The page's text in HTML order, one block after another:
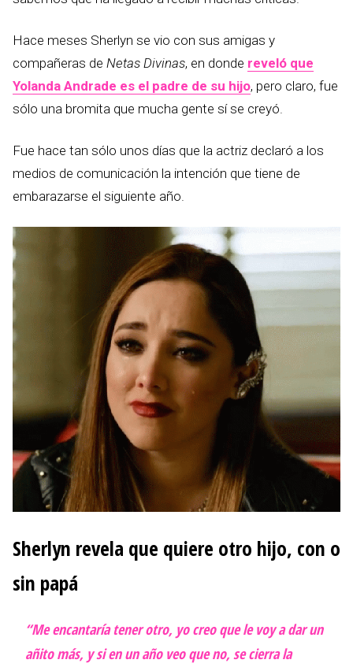
Hace meses Sherlyn se vio con sus amigas y
compañeras de Netas Divinas, en donde reveló que
Yolanda Andrade es el padre de su hijo, pero claro, fue
sólo una bromita que mucha gente sí se creyó.
Fue hace tan sólo unos días que la actriz declaró a los
medios de comunicación la intención que tiene de
embarazarse el siguiente año.
Sherlyn revela que quiere otro hijo, con o
sin papá
“Me encantaría tener otro, yo creo que le voy a dar un
añito más, y si en un año veo que no, se cierra la